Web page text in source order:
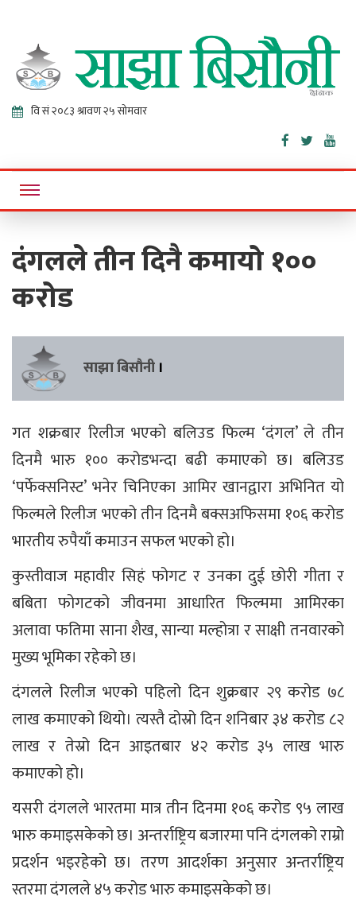
Sajha
Bisaunee
Online News Portal
दंगलले तीन दिनै कमायो १००
करोड
साझा बिसौनी ।
गत शक्रबार रिलीज भएको बलिउड फिल्म ‘दंगल’ ले तीन
दिनमै भारु १०० करोडभन्दा बढी कमाएको छ। बलिउड
‘पर्फेक्सनिस्ट’ भनेर चिनिएका आमिर खानद्वारा अभिनित यो
फिल्मले रिलीज भएको तीन दिनमै बक्सअफिसमा १०६ करोड
भारतीय रुपैयाँ कमाउन सफल भएको हो।
कुस्तीवाज महावीर सिहं फोगट र उनका दुई छोरी गीता र
बबिता फोगटको जीवनमा आधारित फिल्ममा आमिरका
अलावा फतिमा साना शैख, सान्या मल्होत्रा र साक्षी तनवारको
मुख्य भूमिका रहेको छ।
दंगलले रिलीज भएको पहिलो दिन शुक्रबार २९ करोड ७८
लाख कमाएको थियो। त्यस्तै दोस्रो दिन शनिबार ३४ करोड ८२
लाख र तेस्रो दिन आइतबार ४२ करोड ३५ लाख भारु
कमाएको हो।
यसरी दंगलले भारतमा मात्र तीन दिनमा १०६ करोड ९५ लाख
भारु कमाइसकेको छ। अन्तर्राष्ट्रिय बजारमा पनि दंगलको राम्रो
प्रदर्शन भइरहेको छ। तरण आदर्शका अनुसार अन्तर्राष्ट्रिय
स्तरमा दंगलले ४५ करोड भारु कमाइसकेको छ।